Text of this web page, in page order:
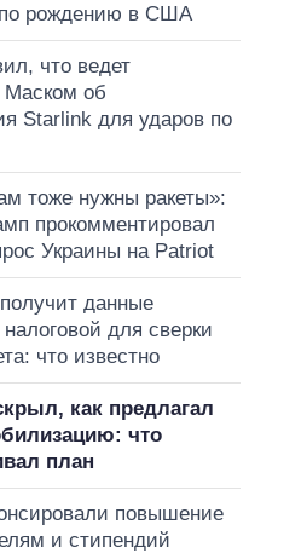
по рождению в США
что ведет
Маском об
Starlink для ударов по
тоже нужны ракеты»:
прокомментировал
Украины на Patriot
данные
для сверки
что известно
как предлагал
что
план
повышение
и стипендий